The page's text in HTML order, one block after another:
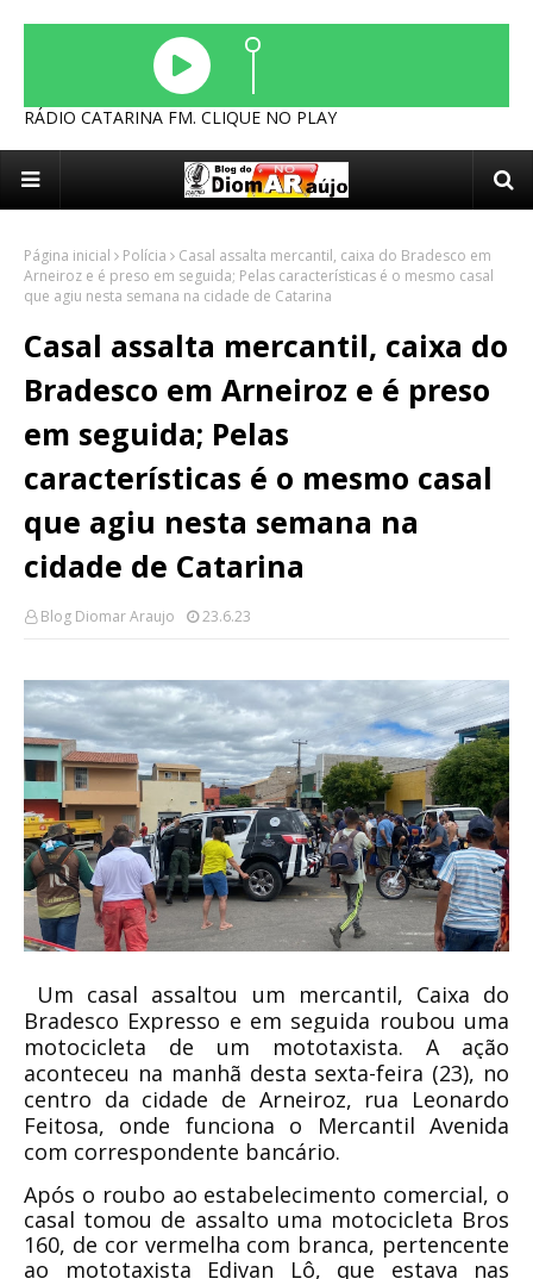
RÁDIO CATARINA FM. CLIQUE NO PLAY
Página inicial Polícia
Casal assalta mercantil, caixa do Bradesco em
Arneiroz e é preso em seguida; Pelas características é o mesmo casal
que agiu nesta semana na cidade de Catarina
Casal assalta mercantil, caixa do
Bradesco em Arneiroz e é preso
em seguida; Pelas
características é o mesmo casal
que agiu nesta semana na
cidade de Catarina
Blog Diomar Araujo 23.6.23
Um casal assaltou um mercantil, Caixa do
Bradesco Expresso e em seguida roubou uma
motocicleta de um mototaxista. A ação
aconteceu na manhã desta sexta-feira (23), no
centro da cidade de Arneiroz, rua Leonardo
Feitosa, onde funciona o Mercantil Avenida
com correspondente bancário.
Após o roubo ao estabelecimento comercial, o
casal tomou de assalto uma motocicleta Bros
160, de cor vermelha com branca, pertencente
ao mototaxista Edivan Lô, que estava nas